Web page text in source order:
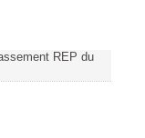
REP du